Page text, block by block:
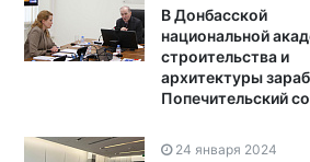
В Донбасской
национальной
строительства и
архитектуры
Попечительский
24 января 2024